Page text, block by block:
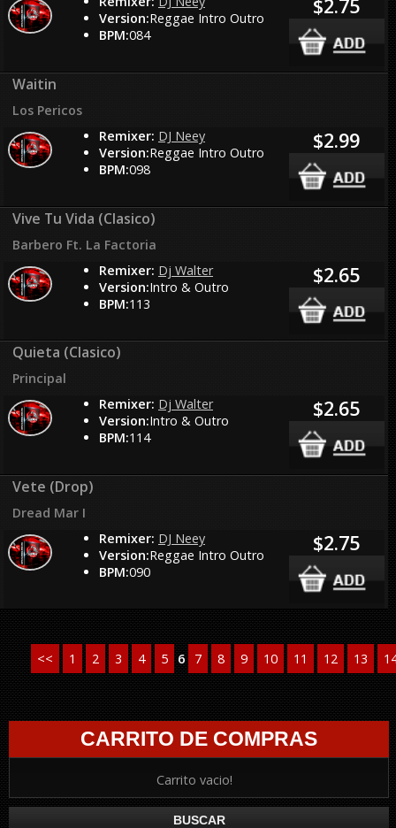
Version:Reggae Intro Outro
BPM:084
$2.75
Waitin
Los Pericos
Remixer: DJ Neey
Version:Reggae Intro Outro
BPM:098
$2.99
Vive Tu Vida (Clasico)
Barbero Ft. La Factoria
Remixer: Dj Walter
Version:Intro & Outro
BPM:113
$2.65
Quieta (Clasico)
Principal
Remixer: Dj Walter
Version:Intro & Outro
BPM:114
$2.65
Vete (Drop)
Dread Mar I
Remixer: DJ Neey
Version:Reggae Intro Outro
BPM:090
$2.75
<< 1 2 3 4 5 6 7 8 9 10 11 12 13
CARRITO DE COMPRAS
Carrito vacio!
BUSCAR